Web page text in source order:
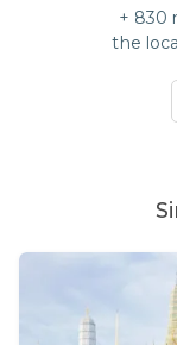
+ 830
the